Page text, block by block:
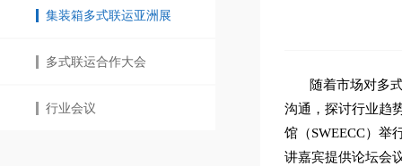
集装箱多式联运亚洲展
多式联运合作大会
行业会议
随着市场对多
沟通，探讨行业趋
馆（SWEECC）举
讲嘉宾提供论坛会